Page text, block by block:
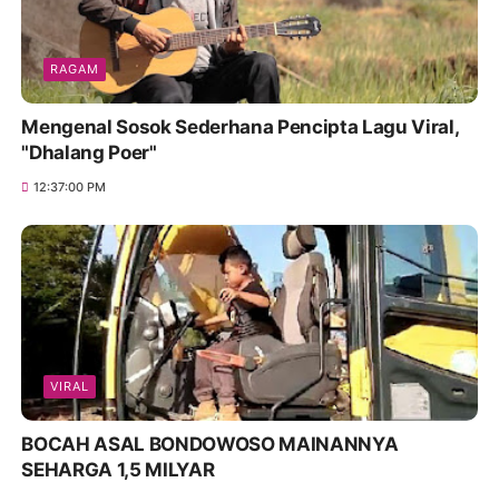
RAGAM
Mengenal Sosok Sederhana Pencipta Lagu Viral,
"Dhalang Poer"
12:37:00 PM
VIRAL
BOCAH ASAL BONDOWOSO MAINANNYA
SEHARGA 1,5 MILYAR